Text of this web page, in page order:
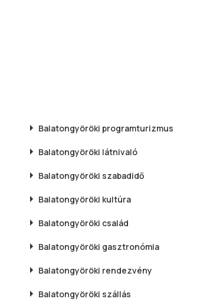
Balatongyöröki programturizmus
Balatongyöröki látnivaló
Balatongyöröki szabadidő
Balatongyöröki kultúra
Balatongyöröki család
Balatongyöröki gasztronómia
Balatongyöröki rendezvény
Balatongyöröki szállás